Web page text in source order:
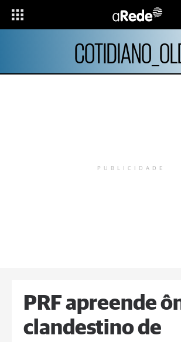
PUBLICIDADE
PRF apreende
clandestino de